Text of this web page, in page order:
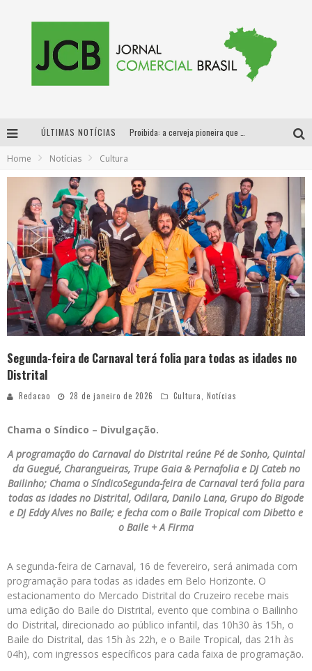
ÚLTIMAS NOTÍCIAS
Proibida anuncia retorno da Puro Malte Extra e consolida trajetória de democratização cervejeira no Brasil
Sucesso absoluto: Exposete 2026 ultrapassa a marca de 25 mil ingressos vendidos em apenas uma semana
Home Notícias Cultura
Segunda-feira de Carnaval terá folia para todas as idades no
Distrital
Redacao 28 de janeiro de 2026 Cultura, Notícias
Chama o Síndico – Divulgação.
A programação do Carnaval do Distrital reúne Pé de Sonho, Quintal
da Guegué, Charangueiras, Trupe Gaia & Pernafolia e DJ Cateb no
Bailinho; Chama o SíndicoSegunda-feira de Carnaval terá folia para
todas as idades no Distrital, Odilara, Danilo Lana, Grupo do Bigode
e DJ Eddy Alves no Baile; e fecha com o Baile Tropical com Dibetto e
o Baile + A Firma
A segunda-feira de Carnaval, 16 de fevereiro, será animada com
programação para todas as idades em Belo Horizonte. O
estacionamento do Mercado Distrital do Cruzeiro recebe mais
uma edição do Baile do Distrital, evento que combina o Bailinho
do Distrital, direcionado ao público infantil, das 10h30 às 15h, o
Baile do Distrital, das 15h às 22h, e o Baile Tropical, das 21h às
04h), com ingressos específicos para cada faixa de programação.